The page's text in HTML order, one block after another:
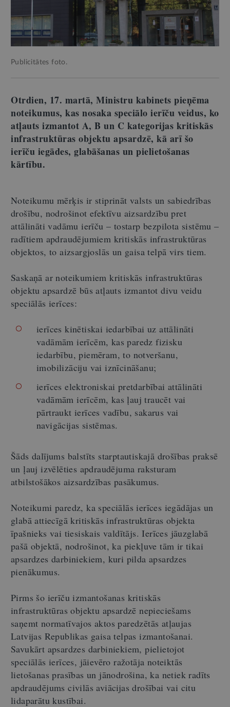
Publicitātes foto.
Otrdien, 17. martā, Ministru kabinets pieņēma
noteikumus, kas nosaka speciālo ierīču veidus, ko
atļauts izmantot A, B un C kategorijas kritiskās
infrastruktūras objektu apsardzē, kā arī šo
ierīču iegādes, glabāšanas un pielietošanas
kārtību.
Noteikumu mērķis ir stiprināt valsts un sabiedrības
drošību, nodrošinot efektīvu aizsardzību pret
attālināti vadāmu ierīču – tostarp bezpilota sistēmu –
radītiem apdraudējumiem kritiskās infrastruktūras
objektos, to aizsargjoslās un gaisa telpā virs tiem.
Saskaņā ar noteikumiem kritiskās infrastruktūras
objektu apsardzē būs atļauts izmantot divu veidu
speciālās ierīces:
ierīces kinētiskai iedarbībai uz attālināti
vadāmām ierīcēm, kas paredz fizisku
iedarbību, piemēram, to notveršanu,
imobilizāciju vai iznīcināšanu;
ierīces elektroniskai pretdarbībai attālināti
vadāmām ierīcēm, kas ļauj traucēt vai
pārtraukt ierīces vadību, sakarus vai
navigācijas sistēmas.
Šāds dalījums balstīts starptautiskajā drošības praksē
un ļauj izvēlēties apdraudējuma raksturam
atbilstošākos aizsardzības pasākumus.
Noteikumi paredz, ka speciālās ierīces iegādājas un
glabā attiecīgā kritiskās infrastruktūras objekta
īpašnieks vai tiesiskais valdītājs. Ierīces jāuzglabā
pašā objektā, nodrošinot, ka piekļuve tām ir tikai
apsardzes darbiniekiem, kuri pilda apsardzes
pienākumus.
Pirms šo ierīču izmantošanas kritiskās
infrastruktūras objektu apsardzē nepieciešams
saņemt normatīvajos aktos paredzētās atļaujas
Latvijas Republikas gaisa telpas izmantošanai.
Savukārt apsardzes darbiniekiem, pielietojot
speciālās ierīces, jāievēro ražotāja noteiktās
lietošanas prasības un jānodrošina, ka netiek radīts
apdraudējums civilās aviācijas drošībai vai citu
lidaparātu kustībai.